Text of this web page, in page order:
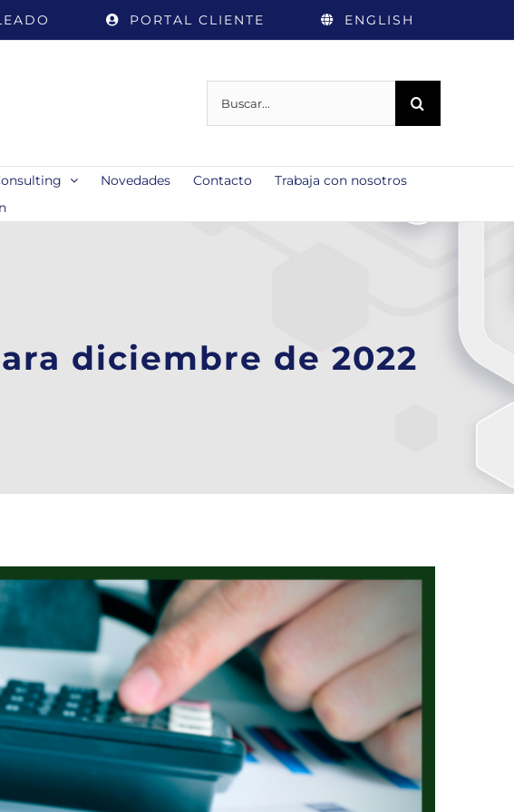
PORTAL CLIENTE ENGLISH
Novedades Contacto
Trabaja con nosotros
diciembre de 2022